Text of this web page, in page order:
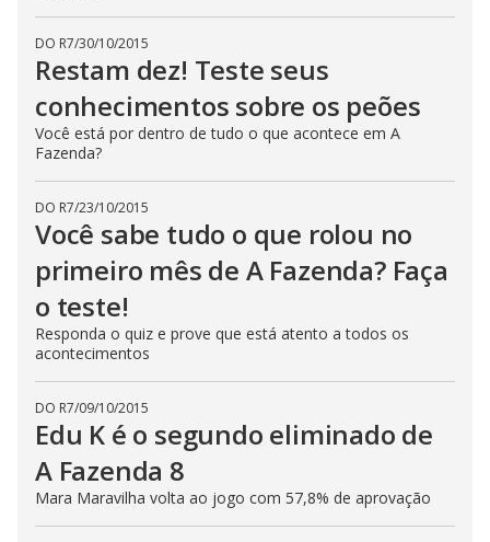
DO R7/30/10/2015
Restam dez! Teste seus
conhecimentos sobre os peões
Você está por dentro de tudo o que acontece em A
Fazenda?
DO R7/23/10/2015
Você sabe tudo o que rolou no
primeiro mês de A Fazenda? Faça
o teste!
Responda o quiz e prove que está atento a todos os
acontecimentos
DO R7/09/10/2015
Edu K é o segundo eliminado de
A Fazenda 8
Mara Maravilha volta ao jogo com 57,8% de aprovação